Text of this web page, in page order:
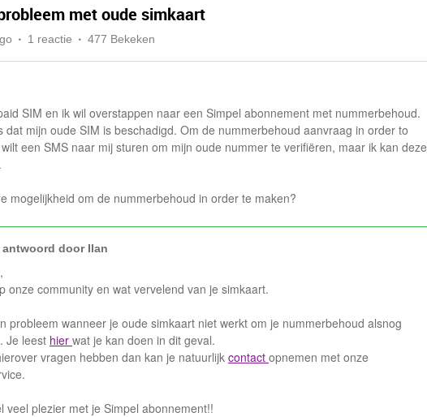
met oude simkaart
1 reactie 477 Bekeken
SIM en ik wil overstappen naar een Simpel abonnement met nummerbehoud.
dat mijn oude SIM is beschadigd. Om de nummerbehoud aanvraag in order to
een SMS naar mij sturen om mijn oude nummer te verifiëren, maar ik kan deze
mogelijkheid om de nummerbehoud in order te maken?
antwoord doorIlan
onze community en wat vervelend van je simkaart.
probleem wanneer je oude simkaart niet werkt om je nummerbehoud alsnog
Je leest hier wat je kan doen in dit geval.
vragen hebben dan kan je natuurlijkcontact opnemen met onze
veel plezier met je Simpel abonnement!!